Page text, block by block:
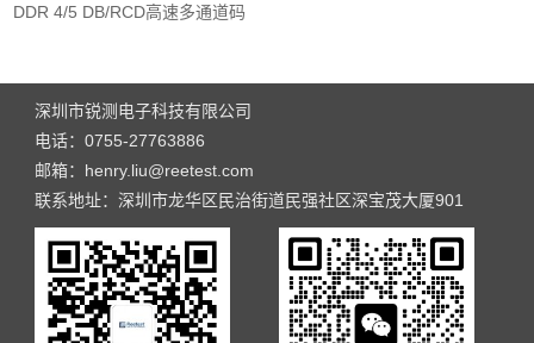
DDR 4/5 DB/RCD高速多通道码
深圳市锐测电子科技有限公司
电话：0755-27763886
邮箱：henry.liu@reetest.com
联系地址：深圳市龙华区民治街道民强社区深宝茂大厦901